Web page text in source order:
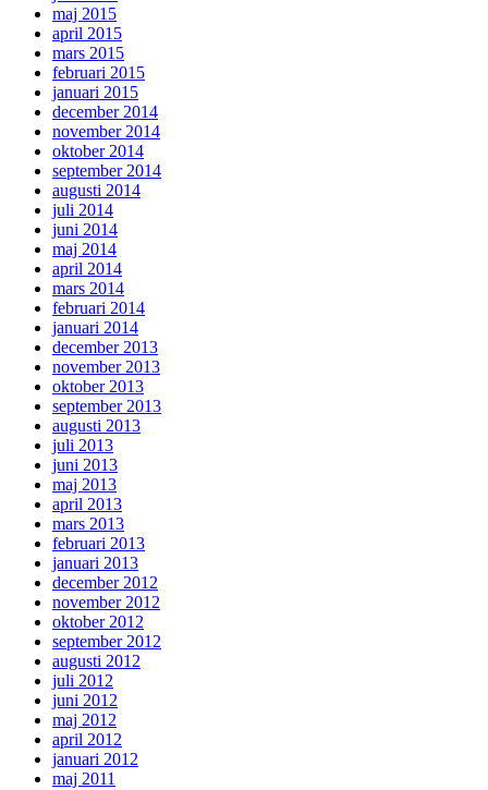
maj 2015
april 2015
mars 2015
februari 2015
januari 2015
december 2014
november 2014
oktober 2014
september 2014
augusti 2014
juli 2014
juni 2014
maj 2014
april 2014
mars 2014
februari 2014
januari 2014
december 2013
november 2013
oktober 2013
september 2013
augusti 2013
juli 2013
juni 2013
maj 2013
april 2013
mars 2013
februari 2013
januari 2013
december 2012
november 2012
oktober 2012
september 2012
augusti 2012
juli 2012
juni 2012
maj 2012
april 2012
januari 2012
maj 2011